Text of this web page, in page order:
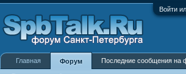
Войти
Главная Форум Последние сообщения на